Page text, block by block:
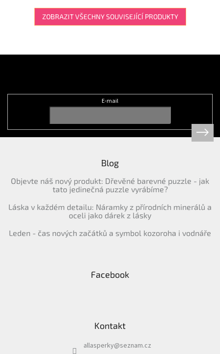
ZOBRAZIT VŠECHNY SOUVISEJÍCÍ PRODUKTY
E-mail
Blog
Objevte náš nový produkt: Dřevěné barevné puzzle - jak
tato jedinečná puzzle vyrábíme?
Láska v každém detailu: Náramky z přírodních minerálů a
oceli jako dárek z lásky
Leden - čas nových začátků a symbol kozoroha i vodnáře
Facebook
Kontakt
allasperky@seznam.cz